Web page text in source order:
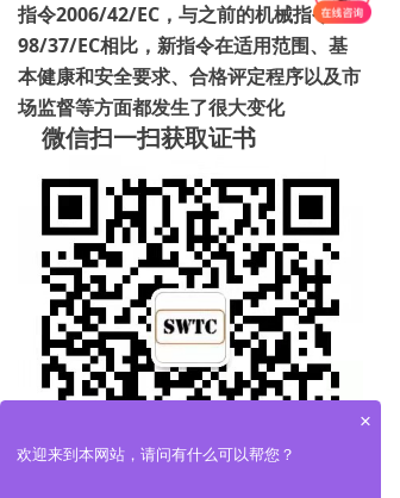
指令2006/42/EC，与之前的机械指令
98/37/EC相比，新指令在适用范围、基
本健康和安全要求、合格评定程序以及市
场监督等方面都发生了很大变化
微信扫一扫获取证书
×
欢迎来到本网站，请问有什么可以帮您？